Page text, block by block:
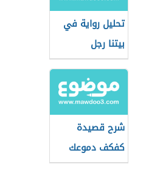
تحليل رواية في
بيتنا رجل
شرح قصيدة
كفكف دموعك